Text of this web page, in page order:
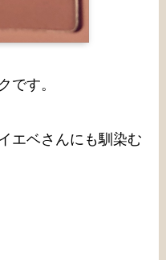
です。
エベさんにも馴染む